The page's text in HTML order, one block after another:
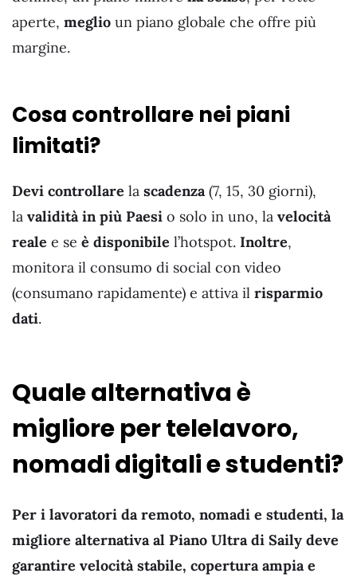
aperte, meglio un piano globale che offre più
margine.
Cosa controllare nei piani
limitati?
Devi controllare la scadenza(7, 15, 30 giorni),
la validità in più Paesi o solo in uno, la velocità
reale e se è disponibile l’hotspot. Inoltre,
monitora il consumo di social con video
(consumano rapidamente) e attiva il risparmio
dati.
Quale alternativa è
migliore per telelavoro,
nomadi digitali e studenti?
Per i lavoratori da remoto, nomadi e studenti, la
migliore alternativa al Piano Ultra di Saily deve
garantire velocità stabile, copertura ampia e